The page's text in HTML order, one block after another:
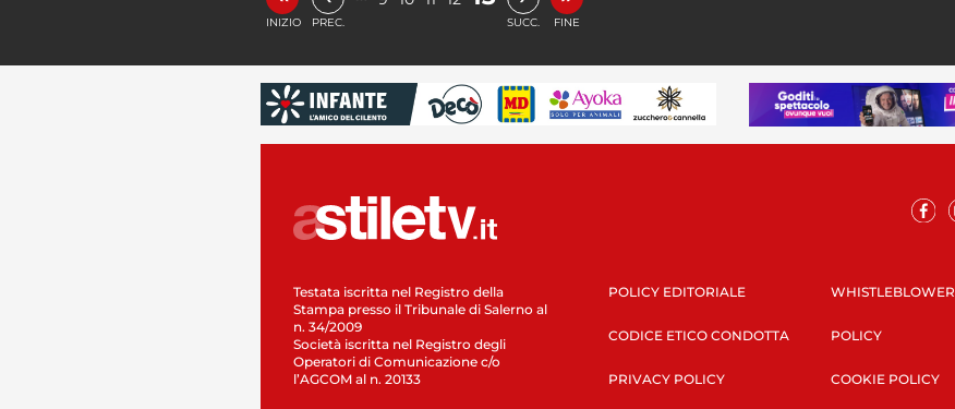
INIZIO PREC. SUCC. FINE
Testata iscritta nel Registro della
Stampa presso il Tribunale di Salerno al
n. 34/2009
Società iscritta nel Registro degli
Operatori di Comunicazione c/o
l’AGCOM al n. 20133
POLICY EDITORIALE
CODICE ETICO CONDOTTA
PRIVACY POLICY
WHISTLEBLOWER
POLICY
COOKIE POLICY